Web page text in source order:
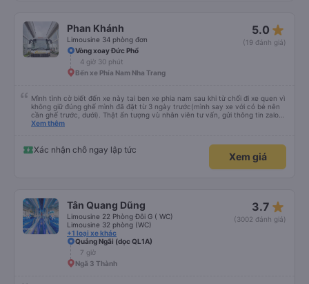
Phan Khánh
Limousine 34 phòng đơn
5.0 star_rate
(19 đánh giá)
Vòng xoay Đức Phổ
4 giờ 30 phút
Bến xe Phía Nam Nha Trang
Mình tình cờ biết đến xe này tai ben xe phia nam sau khi từ chối đi xe quen vì
không giữ đúng ghế mình đã đặt từ 3 ngày trước(mình say xe với có bé nên
cần ghế trước, dưới). Thật ấn tượng vù nhân viên tư vấn, gửi thông tin zalo
rõ ràng, chuyên nghiệp. Đi đúng giờ, xe mới toanh, sạch sẽ thơm tho, buồng
các anh tài và lơ cũng cực dễ thương, tâm lý. 10 điểm không nhưng. Mình sẽ
lưu lại để giới thiệu người nhà, bạn bè đi xe này. ưng hết sức. Giờ thấy may
Xem thêm
Xác nhận chỗ ngay lập tức
Xem giá
Tân Quang Dũng
Limousine 22 Phòng Đôi G ( WC)
Limousine 32 phòng (WC)
+1 loại xe khác
3.7 star_rate
(3002 đánh giá)
Quảng Ngãi (dọc QL1A)
7 giờ
Ngã 3 Thành